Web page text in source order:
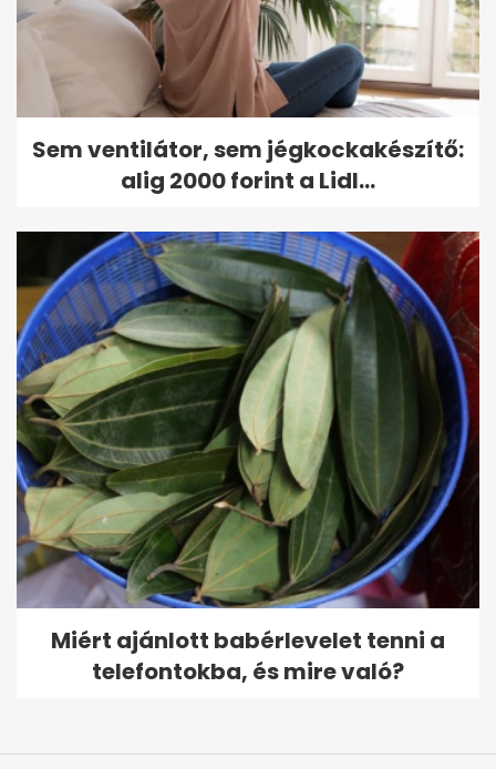
Sem ventilátor, sem jégkockakészítő:
alig 2000 forint a Lidl...
Miért ajánlott babérlevelet tenni a
telefontokba, és mire való?